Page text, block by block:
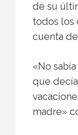
de su
todos los
cuenta
«No
que
madre»